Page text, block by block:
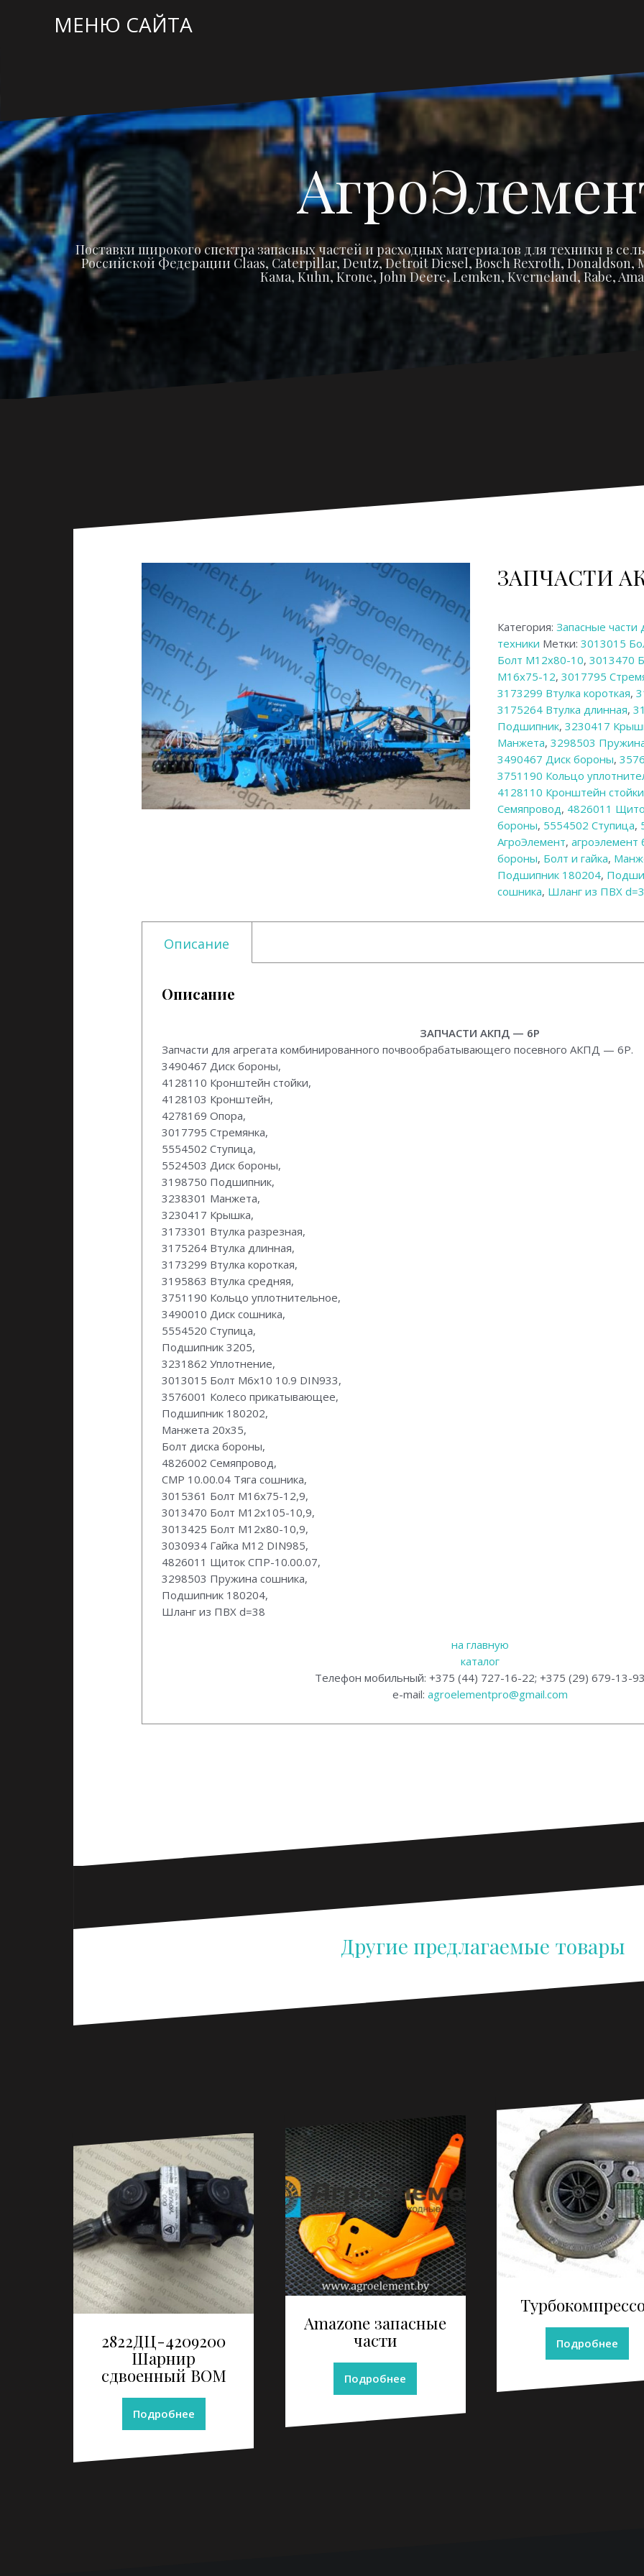
МЕНЮ САЙТА
Поставки широкого спектра запасных частей и расходных материалов для техники в
Российской Федерации Claas, Caterpillar, Deutz, Detroit Diesel, Bosch Rexroth,
Кама, Kuhn, Krone, John Deere, Lemken, Kverneland, Rabe,
ЗАПЧАСТИ
Категория:Запасные
техники Метки:3013015
Болт М12х80-10,3013470
М16х75-12,3017795
3173299 Втулка короткая,
3175264 Втулка длинная,
Подшипник,3230417
Манжета,3298503
3490467 Диск бороны,
3751190 Кольцо
4128110 Кронштейн стойки
Семяпровод, 4826011
бороны, 5554502 Ступица,
АгроЭлемент,агроэлемент
бороны, Болт и гайка,
Подшипник 180204,
сошника, Шланг из ПВХ
Описание
Описание
ЗАПЧАСТИ АКПД — 6Р
Запчасти для агрегата комбинированного почвообрабатывающего посевного АКПД — 6Р.
3490467 Диск бороны,
4128110 Кронштейн стойки,
4128103 Кронштейн,
4278169 Опора,
3017795 Стремянка,
5554502 Ступица,
5524503 Диск бороны,
3198750 Подшипник,
3238301 Манжета,
3230417 Крышка,
3173301 Втулка разрезная,
3175264 Втулка длинная,
3173299 Втулка короткая,
3195863 Втулка средняя,
3751190 Кольцо уплотнительное,
3490010 Диск сошника,
5554520 Ступица,
Подшипник 3205,
3231862 Уплотнение,
3013015 Болт M6x10 10.9 DIN933,
3576001 Колесо прикатывающее,
Подшипник 180202,
Манжета 20х35,
Болт диска бороны,
4826002 Семяпровод,
СМР 10.00.04 Тяга сошника,
3015361 Болт М16х75-12,9,
3013470 Болт М12х105-10,9,
3013425 Болт М12х80-10,9,
3030934 Гайка М12 DIN985,
4826011 Щиток СПР-10.00.07,
3298503 Пружина сошника,
Подшипник 180204,
Шланг из ПВХ d=38
на главную
каталог
Телефон мобильный: +375 (44) 727-16-22; +375 (29) 679-13-
e-mail: agroelementpro@gmail.com
Другие предлагаемые товары
2822ДЦ-4209200
Шарнир
сдвоенный ВОМ
Подробнее
Amazone запасные
части
Подробнее
Подробнее